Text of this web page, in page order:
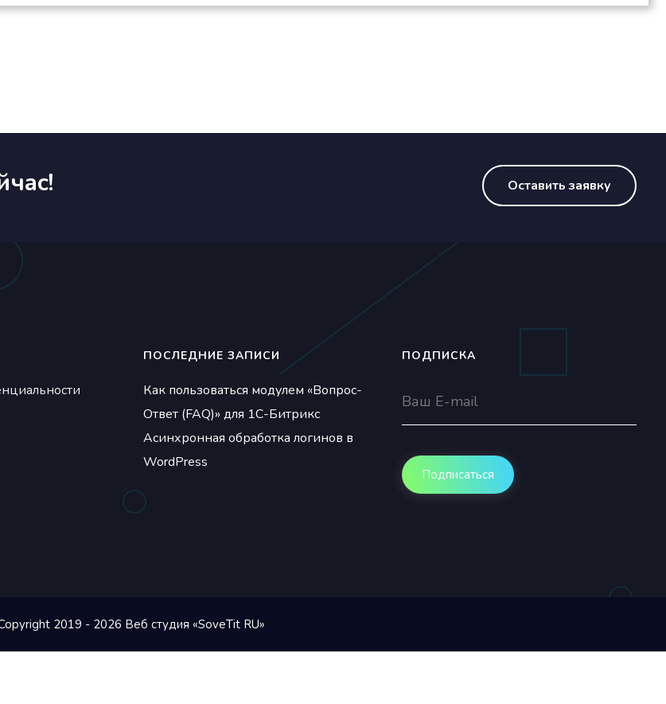
Оставить заявку
ПОСЛЕДНИЕ ЗАПИСИ
Как пользоваться модулем «Вопрос-
Ответ (FAQ)» для 1С-Битрикс
Асинхронная обработка логинов в
WordPress
ПОДПИСКА
2019 - 2026 Веб студия «SoveTit RU»